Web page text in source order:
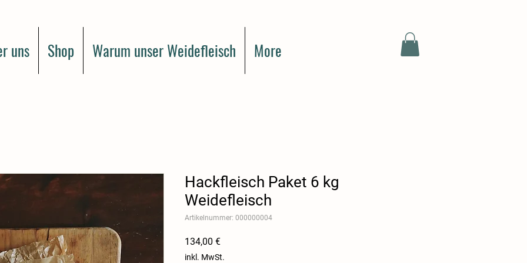
uns Shop Warum unser Weidefleisch More
Hackfleisch Paket 6 kg
Weidefleisch
Artikelnummer: 000000004
134,00 €Preis
inkl. MwSt.